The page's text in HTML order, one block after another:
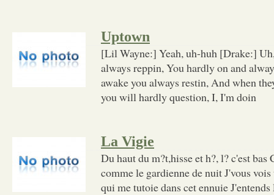
Uptown
[Lil Wayne:] Yeah, uh-huh [Drake:]
always reppin, You hardly on and
awake you always restin, And when
you will hardly question, I, I'm doin
La Vigie
Du haut du m?t,hisse et h?, l? c'est
comme le gardienne de nuit J'vous
qui me tutoie dans cet ennuie J'entends